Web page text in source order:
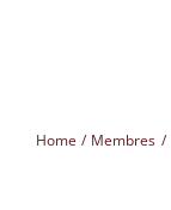
Home Membres